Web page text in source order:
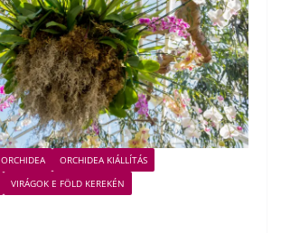
ORCHIDEA
ORCHIDEA KIÁLLÍTÁS
VIRÁGOK E FÖLD KEREKÉN